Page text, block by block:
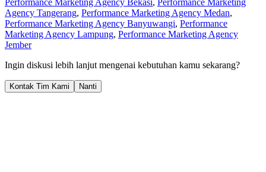
Performance Marketing Agency Bekasi, Performance Marketing
Agency Tangerang, Performance Marketing Agency Medan,
Performance Marketing Agency Banyuwangi, Performance
Marketing Agency Lampung, Performance Marketing Agency
Jember
Ingin diskusi lebih lanjut mengenai kebutuhan kamu sekarang?
Kontak Tim Kami Nanti